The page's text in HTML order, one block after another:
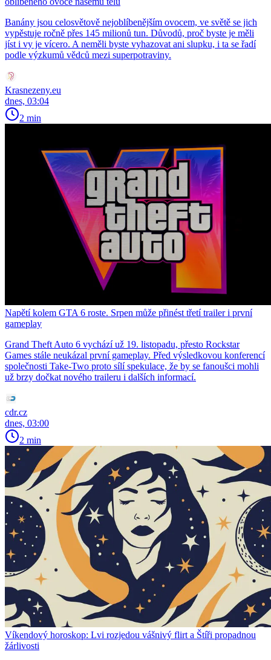
Banány jsou celosvětově nejoblíbenějším ovocem, ve světě se jich
vypěstuje ročně přes 145 milionů tun. Důvodů, proč byste je měli
jíst i vy je vícero. A neměli byste vyhazovat ani slupku, i ta se řadí
podle výzkumů vědců mezi superpotraviny.
Krasnezeny.eu
dnes, 03:04
2 min
Napětí kolem GTA 6 roste. Srpen může přinést třetí trailer i první
gameplay
Grand Theft Auto 6 vychází už 19. listopadu, přesto Rockstar
Games stále neukázal první gameplay. Před výsledkovou konferencí
společnosti Take-Two proto sílí spekulace, že by se fanoušci mohli
už brzy dočkat nového traileru i dalších informací.
cdr.cz
dnes, 03:00
2 min
Víkendový horoskop: Lvi rozjedou vášnivý flirt a Štíři propadnou
žárlivosti